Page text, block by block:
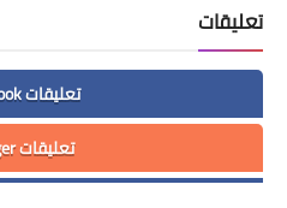
تعليقات
تعليقات Facebook
تعليقات Blogger